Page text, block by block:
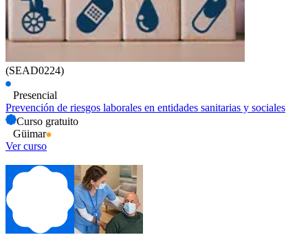
(SEAD0224)
Presencial
Prevención de riesgos laborales en entidades sanitarias y sociales
Curso gratuito
Güimar
Ver curso